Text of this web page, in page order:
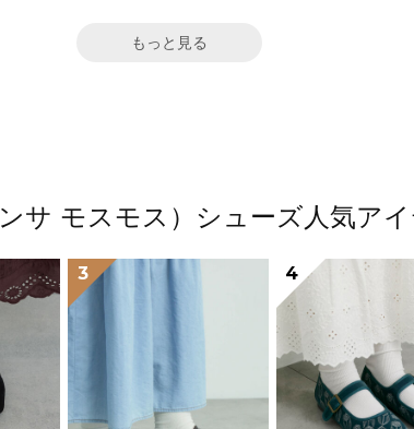
もっと見る
サ モスモス）シューズ人気ア
3 4